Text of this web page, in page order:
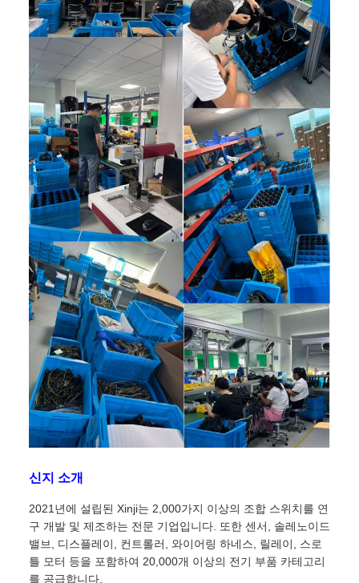
신지 소개
2021년에 설립된 Xinji는 2,000가지 이상의 조합 스위치를 연
구 개발 및 제조하는 전문 기업입니다. 또한 센서, 솔레노이드
밸브, 디스플레이, 컨트롤러, 와이어링 하네스, 릴레이, 스로
틀 모터 등을 포함하여 20,000개 이상의 전기 부품 카테고리
를 공급합니다.